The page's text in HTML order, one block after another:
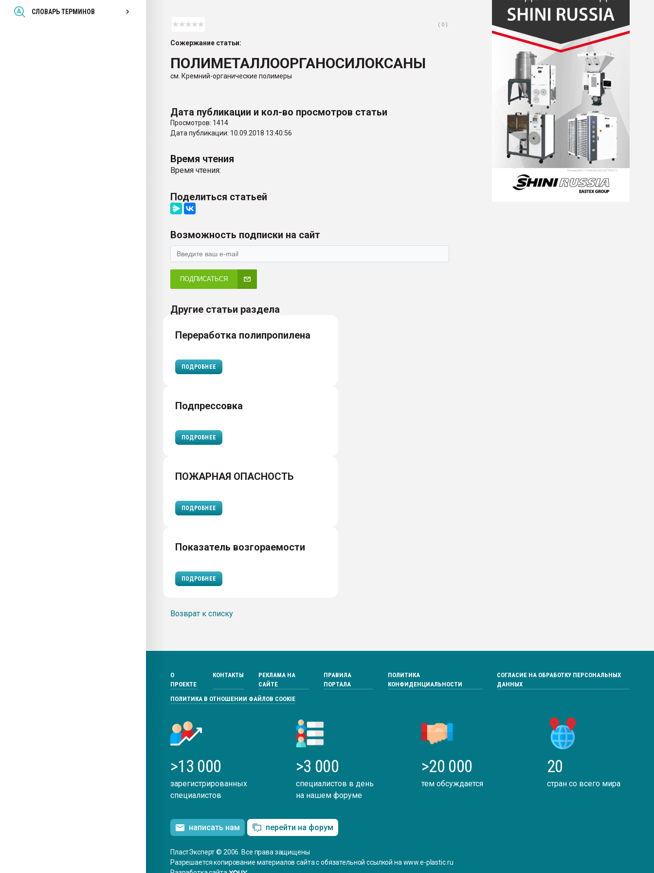
СЛОВАРЬ ТЕРМИНОВ
ПЕРЕЙТИ НА ФОРУМ
( 0 )
Сожержание статьи:
ПОЛИМЕТАЛЛООРГАНОСИЛОКСАНЫ
см. Кремний-органические полимеры
Дата публикации и кол-во просмотров статьи
Просмотров: 1414
Дата публикации: 10.09.2018 13:40:56
Время чтения
Время чтения:
Поделиться статьей
Возможность подписки на сайт
ПОДПИСАТЬСЯ
Другие статьи раздела
Переработка полипропилена
ПОДРОБНЕЕ
Подпрессовка
ПОДРОБНЕЕ
ПОЖАРНАЯ ОПАСНОСТЬ
ПОДРОБНЕЕ
Показатель возгораемости
ПОДРОБНЕЕ
Возврат к списку
О
ПРОЕКТЕ
КОНТАКТЫ
РЕКЛАМА НА
САЙТЕ
ПРАВИЛА
ПОРТАЛА
ПОЛИТИКА
КОНФИДЕНЦИАЛЬНОСТИ
СОГЛАСИЕ НА ОБРАБОТКУ ПЕРСОНАЛЬНЫХ
ДАННЫХ
ПОЛИТИКА В ОТНОШЕНИИ ФАЙЛОВ COOKIE
>13 000
зарегистрированных
специалистов
>3 000
специалистов в день
на нашем форуме
>20 000
тем обсуждается
20
стран со всего мира
написать нам перейти на форум
ПластЭксперт © 2006. Все права защищены
Разрешается копирование материалов сайта с обязательной ссылкой на www.e-plastic.ru